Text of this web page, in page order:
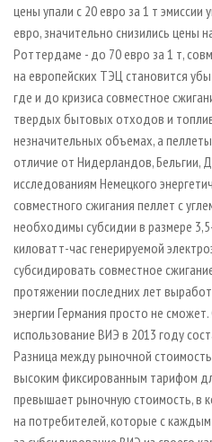
цены упали с 20 евро за 1 т эмиссии
евро, значительно снизились цены
Роттердаме - до 70 евро за 1 т,
на европейских ТЭЦ становится
где и до кризиса совместное
твердых бытовых отходов и
незначительных объемах, а
отличие от Нидерландов, Бельгии,
исследованиям Немецкого
совместного сжигания пеллет с
необходимы субсидии в размере
киловатт­-час генерируемой
субсидировать совместное
протяжении последних лет
энергии Германия просто не
использование ВИЭ в 2013 году
Разница между рыночной
высоким фиксированным тарифом
превышает рыночную стоимость, в
на потребителей, которые с